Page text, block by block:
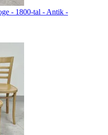
- 1800-tal - Antik -